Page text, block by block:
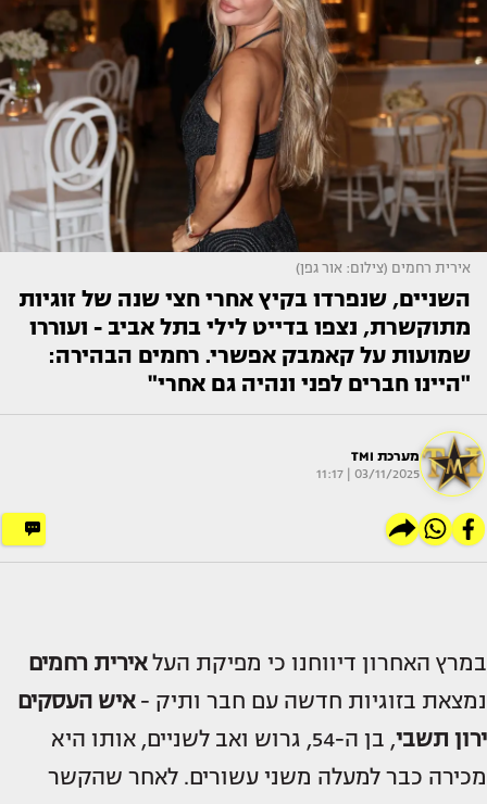
אירית רחמים (צילום: אור גפן)
השניים, שנפרדו בקיץ אחרי חצי שנה של זוגיות
מתוקשרת, נצפו בדייט לילי בתל אביב - ועוררו
שמועות על קאמבק אפשרי. רחמים הבהירה:
"היינו חברים לפני ונהיה גם אחרי"
מערכת TMI
03/11/2025 | 11:17
במרץ האחרון דיווחנו כי מפיקת העלאירית רחמים
נמצאת בזוגיות חדשה עם חבר ותיק -איש העסקים
ירון תשבי
, בן ה-54, גרוש ואב לשניים, אותו היא
מכירה כבר למעלה משני עשורים. לאחר שהקשר